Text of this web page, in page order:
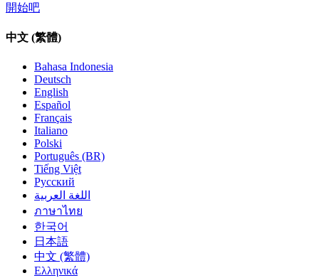
開始吧
中文 (繁體)
Bahasa Indonesia
Deutsch
English
Español
Français
Italiano
Polski
Português (BR)
Tiếng Việt
Русский
اللغة العربية
ภาษาไทย
한국어
日本語
中文 (繁體)
Ελληνικά